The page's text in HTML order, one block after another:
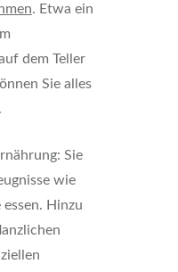
. Etwa ein
dem Teller
Sie alles
Sie
wie
Hinzu